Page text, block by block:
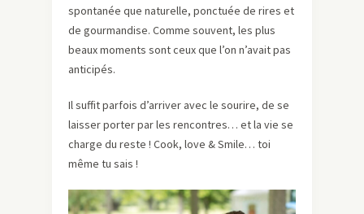
spontanée que naturelle, ponctuée de rires et
de gourmandise. Comme souvent, les plus
beaux moments sont ceux que l’on n’avait pas
anticipés.
Il suffit parfois d’arriver avec le sourire, de se
laisser porter par les rencontres… et la vie se
charge du reste ! Cook, love & Smile… toi
même tu sais !